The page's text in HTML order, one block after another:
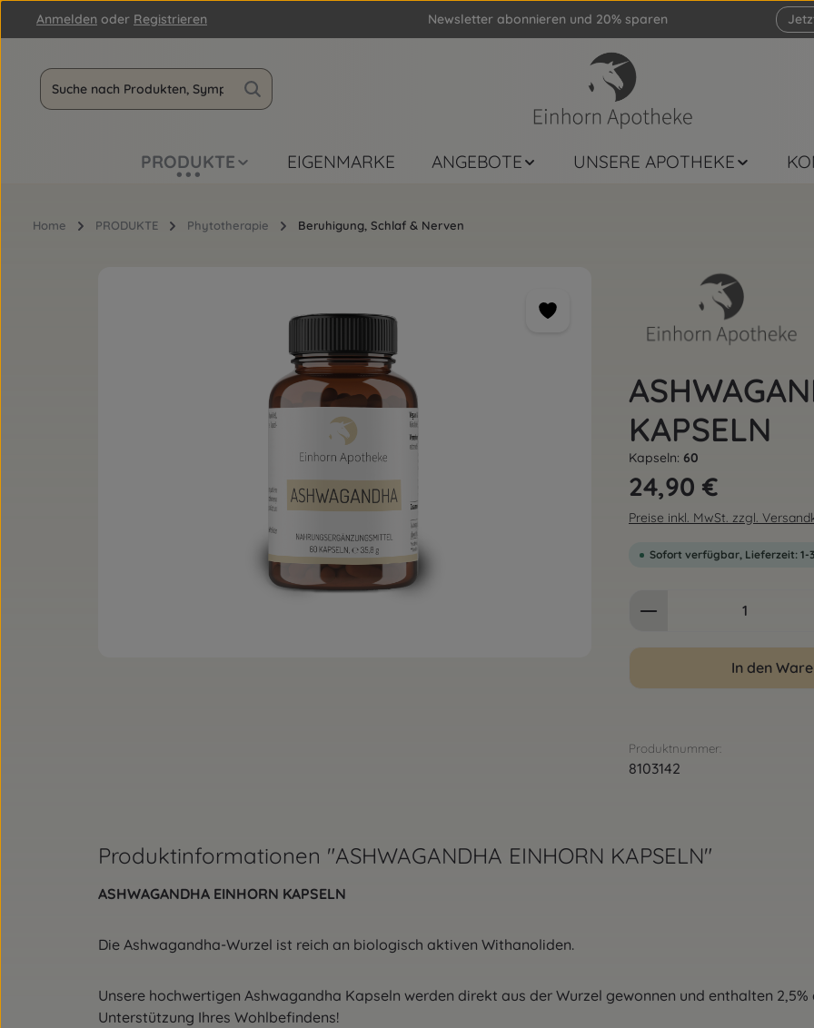
Hauptinhalt springen
Zur Suche springen
Zur Hauptnavigation springen
Anmelden oder Registrieren Newsletter abonnieren und 20% sparen
PRODUKTE EIGENMARKE ANGEBOTE UNSERE APOTHEKE
Home PRODUKTE Phytotherapie Beruhigung, Schlaf & Nerven
KAPSELN
Kapseln: 60
Regulärer Preis:
24,90 €
Preise inkl. MwSt. zzgl.
Sofort verfügbar, Lieferzeit: 1-
Produkt Anzahl:
In den
Produktnummer:
8103142
Produktinformationen "ASHWAGANDHA EINHORN KAPSELN"
ASHWAGANDHA EINHORN KAPSELN
Die Ashwagandha-Wurzel ist reich an biologisch aktiven Withanoliden.
Unsere hochwertigen Ashwagandha Kapseln werden direkt aus der Wurzel gewonnen und enthalten
Unterstützung Ihres Wohlbefindens!